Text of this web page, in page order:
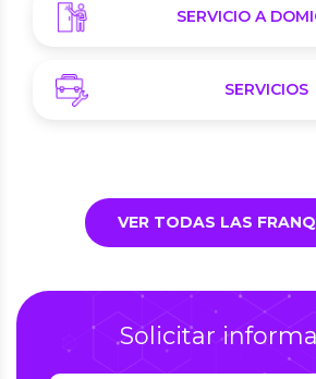
SERVICIO A
SERVICIOS
VER TODAS LAS
Solicitar